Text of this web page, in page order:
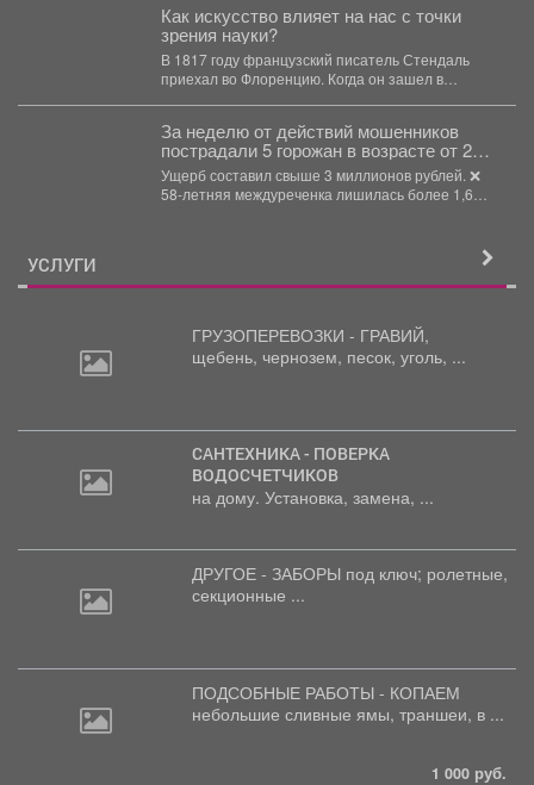
Как искусство влияет на нас с точки
зрения науки?
В 1817 году французский писатель Стендаль
приехал во Флоренцию. Когда он зашел в
За неделю от действий мошенников
пострадали 5 горожан в возрасте от 24
до 58 лет.
Ущерб составил свыше 3 миллионов рублей. ❌
58-летняя междуреченка лишилась более 1,6
УСЛУГИ
ГРУЗОПЕРЕВОЗКИ - ГРАВИЙ,
щебень, чернозем, песок, уголь, ...
САНТЕХНИКА - ПОВЕРКА
ВОДОСЧЕТЧИКОВ
на дому. Установка, замена, ...
ДРУГОЕ - ЗАБОРЫ под ключ; ролетные,
секционные ...
ПОДСОБНЫЕ РАБОТЫ - КОПАЕМ
небольшие сливные ямы, траншеи, в ...
1 000 руб.